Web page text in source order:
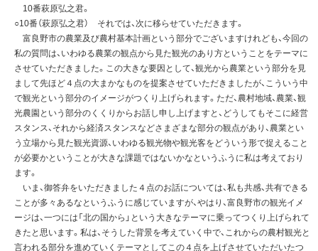
10番萩原弘之君。
○10番（萩原弘之君） それでは、次に移らせていただきます。
富良野市の農業及び農村基本計画という部分でございますけれども、今回の
私の質問は、いわゆる農業の観点から見た観光のあり方ということをテーマに
させていただきました。この大きな要因として、観光から農業という部分を見
まして先ほど４点の大まかなものを提案させていただきましたが、こういう中
で観光という部分のイメージがつくり上げられます。ただ、農村地域、農業、観
光農園という部分のくくりからお話し申し上げますと、どうしてもそこに経営
スタンス、それから経済スタンスなどさまざまな部分の観点があり、農業とい
う立場から見た観光資源、いわゆる観光物や観光客をどういう形で捉えること
が必要かということが大きな課題ではないかなというふうに私は考えており
ます。
いま、御答弁をいただきました４点のお話については、私も共感、共有できる
ことが多々あるなというふうに感じていますが、やはり、富良野市の観光イメ
ージは、一つには「北の国から」という大きなテーマに乗ってつくり上げられて
きたと思います。私は、そうした背景を考えていく中で、これからの農村観光と
言われる部分を進めていくテーマとしてこの４点を上げさせていただいたつ